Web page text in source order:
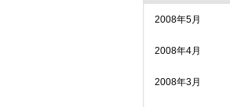
2008年5月
2008年4月
2008年3月